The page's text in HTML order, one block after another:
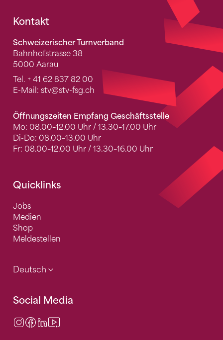
Fusszeile
Kontakt
Schweizerischer Turnverband
Bahnhofstrasse 38
5000 Aarau
Tel. + 41 62 837 82 00
E-Mail: stv@stv-fsg.ch
Öffnungszeiten Empfang Geschäftsstelle
Mo: 08.00–12.00 Uhr / 13.30–17.00 Uhr
Di-Do: 08.00–13.00 Uhr
Fr: 08.00–12.00 Uhr / 13.30–16.00 Uhr
Quicklinks
Jobs
Medien
Shop
Meldestellen
Deutsch
Social Media
Instagram
Facebook
LinkedIn